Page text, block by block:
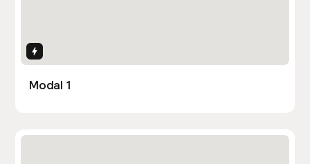
Modal 1